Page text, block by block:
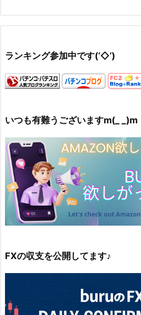
ランキング参加中です(‘◇’)ゞ
いつも有難うございますm(_ _)m
FXの収支を公開してます♪